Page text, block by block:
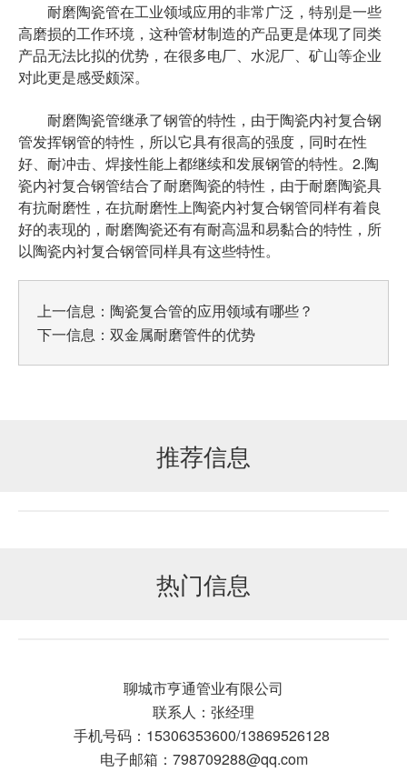
耐磨陶瓷管在工业领域应用的非常广泛，特别是一些
高磨损的工作环境，这种管材制造的产品更是体现了同类
产品无法比拟的优势，在很多电厂、水泥厂、矿山等企业
对此更是感受颇深。
耐磨陶瓷管继承了钢管的特性，由于陶瓷内衬复合钢
管发挥钢管的特性，所以它具有很高的强度，同时在性
好、耐冲击、焊接性能上都继续和发展钢管的特性。2.陶
瓷内衬复合钢管结合了耐磨陶瓷的特性，由于耐磨陶瓷具
有抗耐磨性，在抗耐磨性上陶瓷内衬复合钢管同样有着良
好的表现的，耐磨陶瓷还有有耐高温和易黏合的特性，所
以陶瓷内衬复合钢管同样具有这些特性。
上一信息： 陶瓷复合管的应用领域有哪些？
下一信息： 双金属耐磨管件的优势
推荐信息
热门信息
聊城市亨通管业有限公司
联系人：张经理
手机号码：15306353600/13869526128
电子邮箱：798709288@qq.com